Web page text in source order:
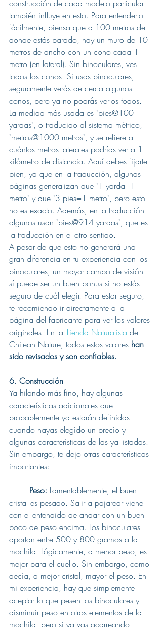
construcción de cada modelo particular
también influye en esto. Para entenderlo
fácilmente, piensa que a 100 metros de
donde estás parado, hay un muro de 10
metros de ancho con un cono cada 1
metro (en lateral). Sin binoculares, ves
todos los conos. Si usas binoculares,
seguramente verás de cerca algunos
conos, pero ya no podrás verlos todos.
La medida más usada es "pies@100
yardas", o traducido al sistema métrico,
"metros@1000 metros", y se refiere a
cuántos metros laterales podrías ver a 1
kilómetro de distancia. Aquí debes fijarte
bien, ya que en la traducción, algunas
páginas generalizan que "1 yarda=1
metro" y que "3 pies=1 metro", pero esto
no es exacto. Además, en la traducción
algunos usan "pies@914 yardas", que es
la traducción en el otro sentido.
A pesar de que esto no generará una
gran diferencia en tu experiencia con los
binoculares, un mayor campo de visión
sí puede ser un buen bonus si no estás
seguro de cuál elegir. Para estar seguro,
te recomiendo ir directamente a la
página del fabricante para ver los valores
originales. En la Tienda Naturalista de
Chilean Nature, todos estos valores han
sido revisados y son confiables.
6. Construcción
Ya hilando más fino, hay algunas
características adicionales que
probablemente ya estarán definidas
cuando hayas elegido un precio y
algunas características de las ya listadas.
Sin embargo, te dejo otras características
importantes:
Peso: Lamentablemente, el buen
cristal es pesado. Salir a pajarear viene
con el entendido de andar con un buen
poco de peso encima. Los binoculares
aportan entre 500 y 800 gramos a la
mochila. Lógicamente, a menor peso, es
mejor para el cuello. Sin embargo, como
decía, a mejor cristal, mayor el peso. En
mi experiencia, hay que simplemente
aceptar lo que pesen los binoculares y
disminuir peso en otros elementos de la
mochila, pero si ya vas acarreando